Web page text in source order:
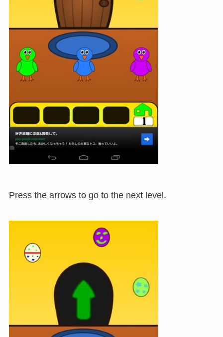
Press the arrows to go to the next level.